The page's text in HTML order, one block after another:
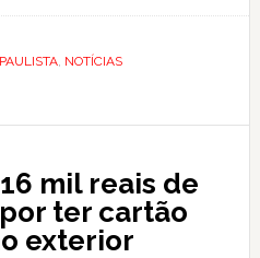
, NOTÍCIAS
mil reais de
ter cartão
exterior